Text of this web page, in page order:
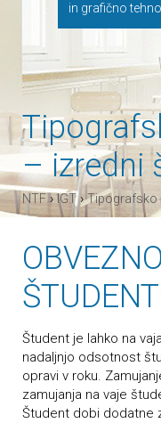
in grafično
– izredni
NTF›IGT›Tipografsko
Študent je lahko na
nadaljnjo odsotnost
opravi v roku.
zamujanja na vaje
Študent dobi dodatne